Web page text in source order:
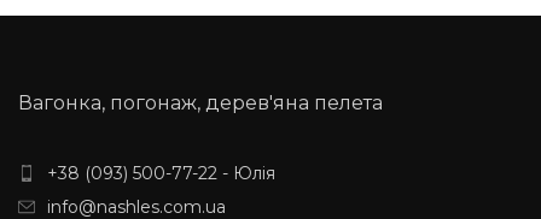
Вагонка, погонаж, дерев'яна пелета
+38 (093) 500-77-22 - Юлія
info@nashles.com.ua